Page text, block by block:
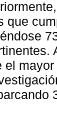
que
el